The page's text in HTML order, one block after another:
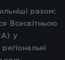
разом:
Всесвітньою
у